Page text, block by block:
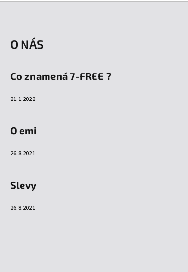
O NÁS
Co znamená 7-FREE ?
21.1.2022
O emi
26.8.2021
Slevy
26.8.2021